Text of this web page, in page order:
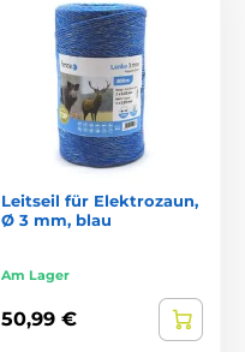
Leitseil für Elektrozaun,
Ø 3 mm, blau
Am Lager
50,99 €